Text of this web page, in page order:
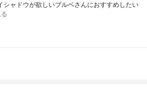
シャドウが欲しいブルベさんにおすすめしたい